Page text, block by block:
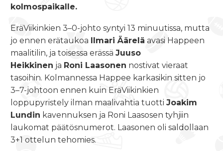
kolmospaikalle.
EräViikinkien 3–0-johto syntyi 13 minuutissa, mutta
jo ennen erätaukoa Ilmari Äärelä avasi Happeen
maalitilin, ja toisessa erässä Juuso
Heikkinen ja Roni Laasonen nostivat vieraat
tasoihin. Kolmannessa Happee karkasikin sitten jo
3–7-johtoon ennen kuin EräViikinkien
loppupyristely ilman maalivahtia tuotti Joakim
Lundin kavennuksen ja Roni Laasosen tyhjiin
laukomat päätösnumerot. Laasonen oli saldollaan
3+1 ottelun tehomies.